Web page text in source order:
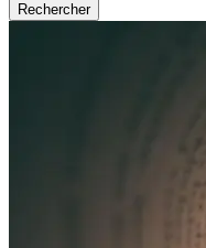
Rechercher